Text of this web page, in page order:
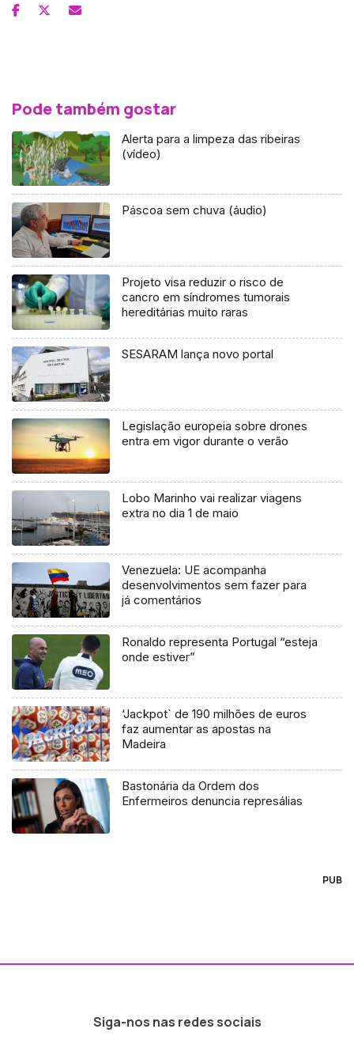
Pode também gostar
Alerta para a limpeza das ribeiras
(vídeo)
Páscoa sem chuva (áudio)
Projeto visa reduzir o risco de
cancro em síndromes tumorais
hereditárias muito raras
SESARAM lança novo portal
Legislação europeia sobre drones
entra em vigor durante o verão
Lobo Marinho vai realizar viagens
extra no dia 1 de maio
Venezuela: UE acompanha
desenvolvimentos sem fazer para
já comentários
Ronaldo representa Portugal “esteja
onde estiver”
‘Jackpot` de 190 milhões de euros
faz aumentar as apostas na
Madeira
Bastonária da Ordem dos
Enfermeiros denuncia represálias
PUB
Siga-nos nas redes sociais